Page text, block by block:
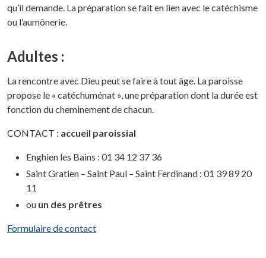
qu’il demande. La préparation se fait en lien avec le catéchisme
ou l’aumônerie.
Adultes :
La rencontre avec Dieu peut se faire à tout âge. La paroisse
propose le « catéchuménat », une préparation dont la durée est
fonction du cheminement de chacun.
CONTACT : accueil paroissial
Enghien les Bains : 01 34 12 37 36
Saint Gratien – Saint Paul – Saint Ferdinand : 01 39 89 20
11
ou un des prêtres
Formulaire de contact